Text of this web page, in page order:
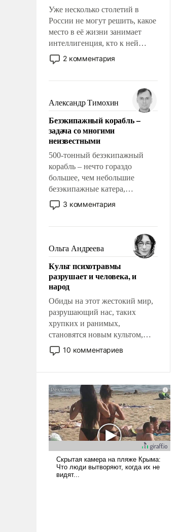
Уже несколько столетий в
России не могут решить, какое
место в её жизни занимает
интеллигенция, кто к ней
принадлежит, а кого из неё
исключили с правом
чем она отличается от просто
образованных людей. Иногда
казалось, что эти вопросы
решены раз и навсегда, но –
нет, не решены.
2 комментария
Александр Тимохин
Безэкипажный корабль –
задача со многими
неизвестными
500-тонный безэкипажный
корабль – нечто гораздо
большее, чем небольшие
безэкипажные катера,
применение которых уже
стало обыденностью. Задача по
сложна и амбициозна. Однако
и ее реализация радикально
поднимет наши боевые
возможности.
3 комментария
Ольга Андреева
Культ психотравмы
разрушает и человека, и
народ
Обиды на этот жестокий мир,
разрушающий нас, таких
хрупких и ранимых,
становятся новым культом,
постепенно вытесняя и
отменяя традиционное
ударами судьбы, брать на себя
ответственность, помогать
слабым, идти вперед и
адаптироваться.
10 комментариев